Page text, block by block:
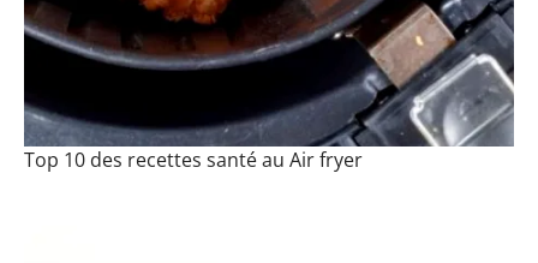
Top 10 des recettes santé au Air fryer